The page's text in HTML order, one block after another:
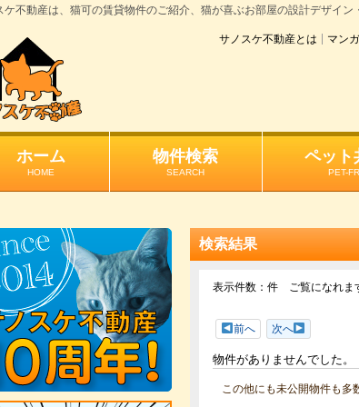
ケ不動産は、猫可の賃貸物件のご紹介、猫が喜ぶお部屋の設計デザイ
サノスケ不動産とは マン
ホーム
HOME
物件検索
SEARCH
ペット
PET-
検索結果
表示件数： 件 ご覧になれ
前へ 次へ
物件がありませんでした。
この他にも未公開物件も